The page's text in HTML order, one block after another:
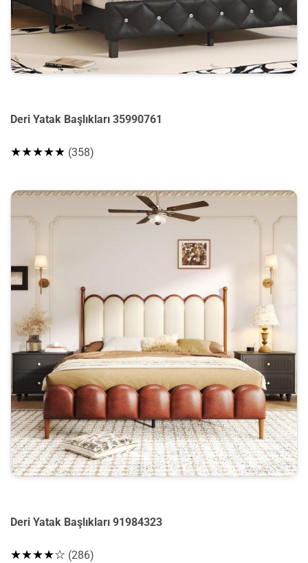
Deri Yatak Başlıkları 35990761
★★★★★ (358)
Deri Yatak Başlıkları 91984323
★★★★☆ (286)